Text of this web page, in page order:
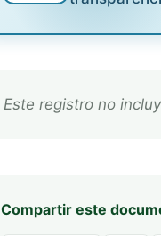
Este registro no
Compartir este